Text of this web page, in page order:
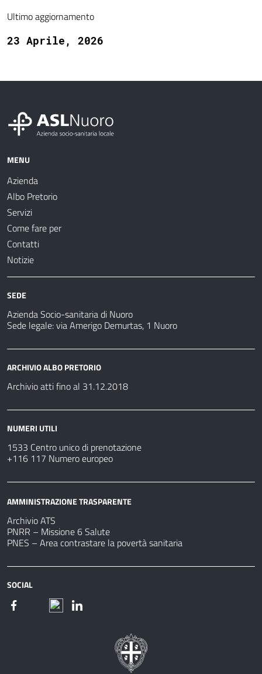
Ultimo aggiornamento
23 Aprile, 2026
MENU
Azienda
Albo Pretorio
Servizi
Come fare per
Contatti
Notizie
SEDE
Azienda Socio-sanitaria di Nuoro
Sede legale: via Amerigo Demurtas, 1 Nuoro
ARCHIVIO ALBO PRETORIO
Archivio atti fino al 31.12.2018
NUMERI UTILI
1533 Centro unico di prenotazione
+116 117 Numero europeo
AMMINISTRAZIONE TRASPARENTE
Archivio ATS
PNRR – Missione 6 Salute
PNES – Area contrastare la povertà sanitaria
SOCIAL